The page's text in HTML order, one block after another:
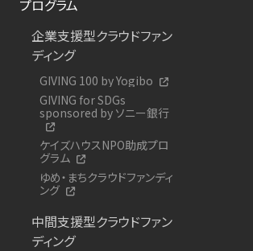
プログラム
企業支援型クラウドファン
ディング
GIVING 100 by Yogibo
GIVING for SDGs
sponsored by ソニー銀行
ケイズハウスNPO助成プロ
グラム
ゆめ・まちクラウドファンディ
ング
中間支援型クラウドファン
ディング